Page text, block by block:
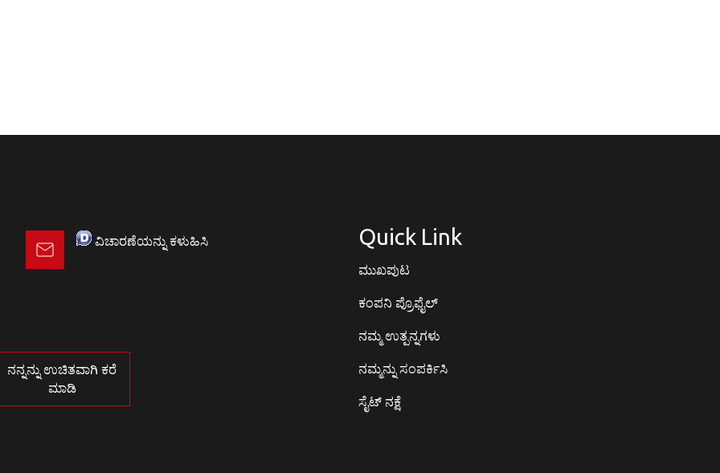
ವಿಚಾರಣೆಯನ್ನು ಕಳುಹಿಸಿ
ನನ್ನನ್ನು ಉಚಿತವಾಗಿ ಕರೆ
ಮಾಡಿ
Quick Link
ಮುಖಪುಟ
ಕಂಪನಿ ಪ್ರೊಫೈಲ್
ನಮ್ಮ ಉತ್ಪನ್ನಗಳು
ನಮ್ಮನ್ನು ಸಂಪರ್ಕಿಸಿ
ಸೈಟ್ ನಕ್ಷೆ